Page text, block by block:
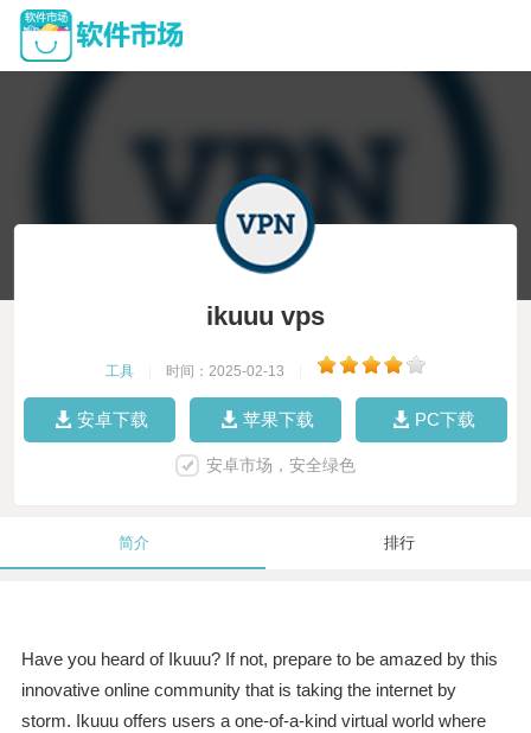
ikuuu vps
工具 时间：2025-02-13
安卓下载 苹果下载 PC下载
安卓市场，安全绿色
简介 排行
Have you heard of Ikuuu? If not, prepare to be amazed by this
innovative online community that is taking the internet by
storm. Ikuuu offers users a one-of-a-kind virtual world where